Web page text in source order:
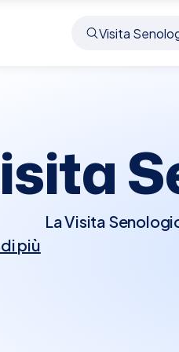
Senologica Monreale
La Visita
condizioni che
più